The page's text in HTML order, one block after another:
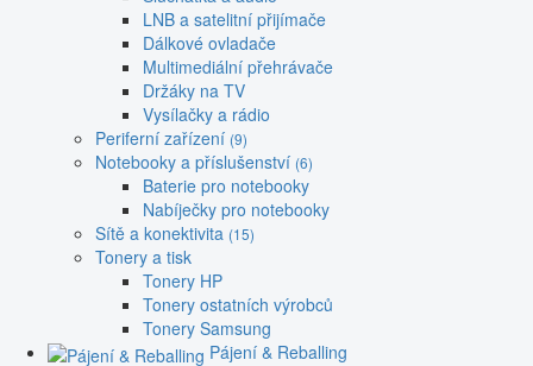
LNB a satelitní přijímače
Dálkové ovladače
Multimediální přehrávače
Držáky na TV
Vysílačky a rádio
Periferní zařízení (9)
Notebooky a příslušenství (6)
Baterie pro notebooky
Nabíječky pro notebooky
Sítě a konektivita (15)
Tonery a tisk
Tonery HP
Tonery ostatních výrobců
Tonery Samsung
Pájení & Reballing